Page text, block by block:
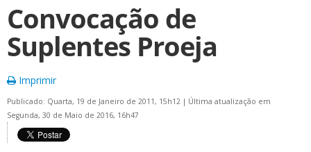
Convocação de
Suplentes Proeja
Imprimir
Publicado: Quarta, 19 de Janeiro de 2011, 15h12 | Última atualização em
Segunda, 30 de Maio de 2016, 16h47